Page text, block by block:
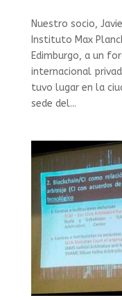
Nuestro socio,
Instituto Max
Edimburgo, a un
internacional
tuvo lugar en la
sede del...